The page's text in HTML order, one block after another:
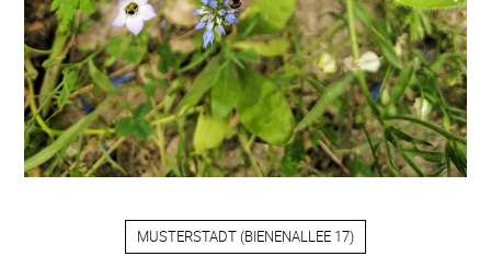
MUSTERSTADT (BIENENALLEE 17)